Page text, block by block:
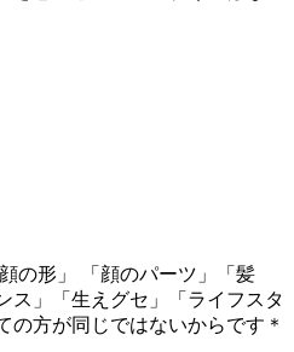
の形」 「顔のパーツ」「髪
ス」「生えグセ」「ライフスタ
の方が同じではないからです＊